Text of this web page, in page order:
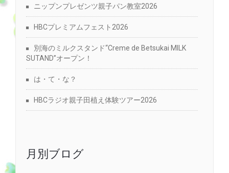
ニップンプレゼンツ親子パン教室2026
HBCプレミアムフェスト2026
別海のミルクスタンド“Creme de Betsukai MILK
SUTAND”オープン！
は・て・な？
HBCラジオ親子田植え体験ツアー2026
月別ブログ